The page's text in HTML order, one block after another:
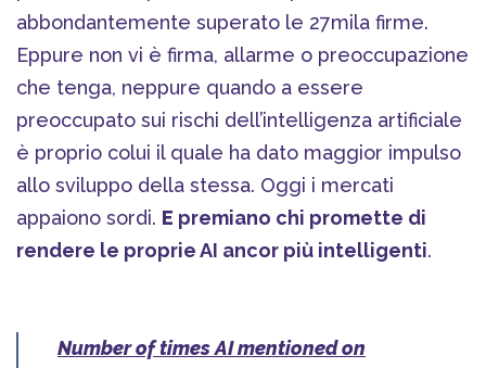
abbondantemente superato le 27mila firme.
Eppure non vi è firma, allarme o preoccupazione
che tenga, neppure quando a essere
preoccupato sui rischi dell’intelligenza artificiale
è proprio colui il quale ha dato maggior impulso
allo sviluppo della stessa. Oggi i mercati
appaiono sordi. E premiano chi promette di
rendere le proprie AI ancor più intelligenti.
Number of times AI mentioned on